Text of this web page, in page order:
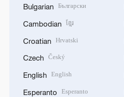
Bulgarian Български
Cambodian ខ្មែរ
Croatian Hrvatski
Czech Český
English English
Esperanto Esperanto